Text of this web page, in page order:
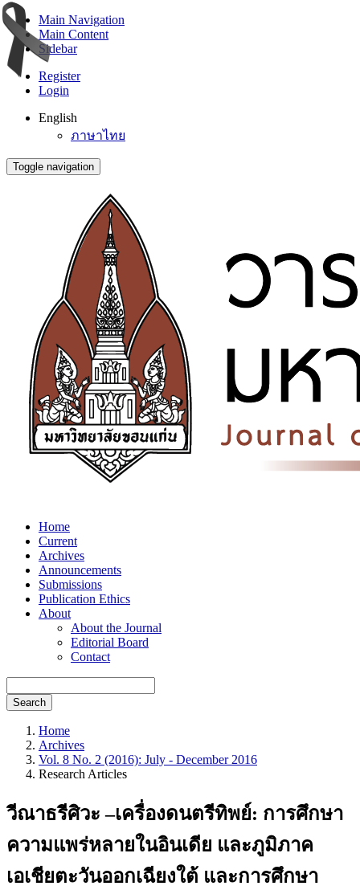
Main Navigation
Main Content
Sidebar
Register
Login
English
ภาษาไทย
Toggle navigation
Home
Current
Archives
Announcements
Submissions
Publication Ethics
About
About the Journal
Editorial Board
Contact
Search
Home
Archives
Vol. 8 No. 2 (2016): July - December 2016
Research Articles
วีณาธรีศิวะ –เครื่องดนตรีทิพย์: การศึกษา
ความแพร่หลายในอินเดีย และภูมิภาค
เอเชียตะวันออกเฉียงใต้ และการศึกษา